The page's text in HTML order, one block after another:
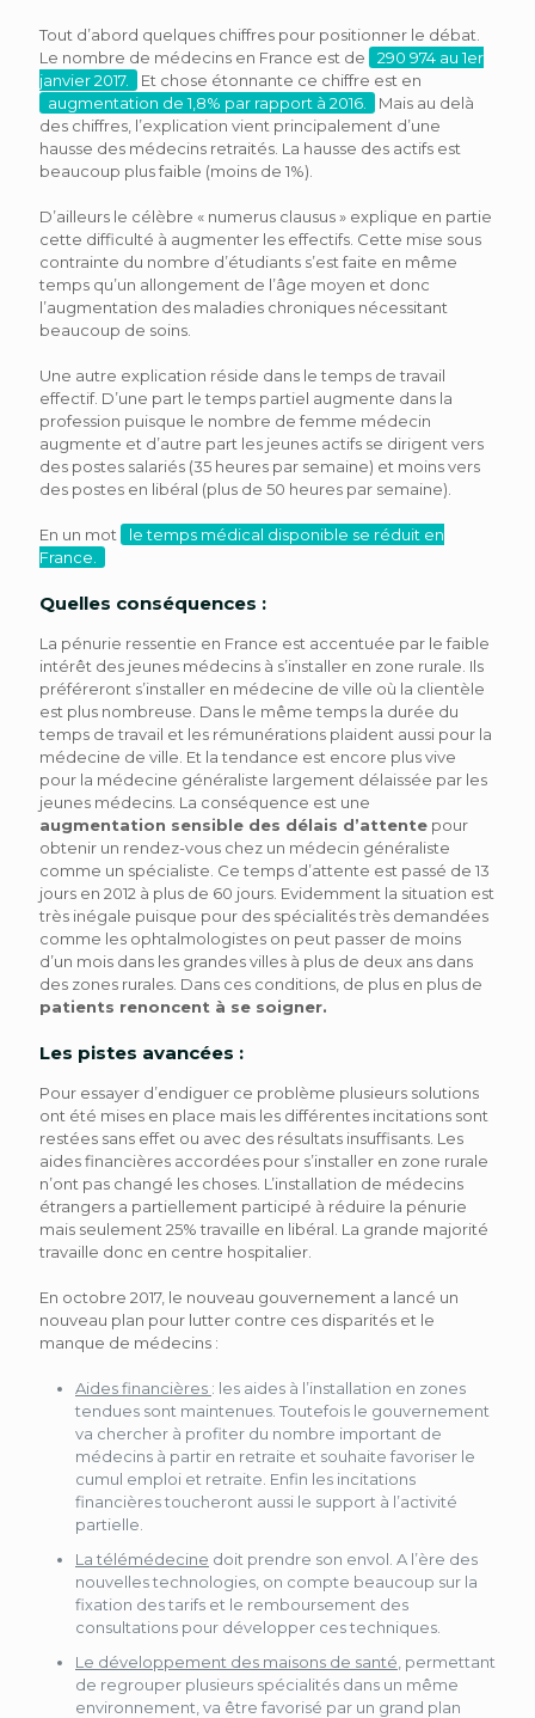
Tout d’abord quelques chiffres pour positionner le débat.
Le nombre de médecins en France est de
290 974 au 1er
janvier 2017.
Et chose étonnante ce chiffre est en
augmentation de 1,8% par rapport à 2016.
Mais au delà
des chiffres, l’explication vient principalement d’une
hausse des médecins retraités. La hausse des actifs est
beaucoup plus faible (moins de 1%).
D’ailleurs le célèbre « numerus clausus » explique en partie
cette difficulté à augmenter les effectifs. Cette mise sous
contrainte du nombre d’étudiants s’est faite en même
temps qu’un allongement de l’âge moyen et donc
l’augmentation des maladies chroniques nécessitant
beaucoup de soins.
Une autre explication réside dans le temps de travail
effectif. D’une part le temps partiel augmente dans la
profession puisque le nombre de femme médecin
augmente et d’autre part les jeunes actifs se dirigent vers
des postes salariés (35 heures par semaine) et moins vers
des postes en libéral (plus de 50 heures par semaine).
En un mot
le temps médical disponible se réduit en
France.
Quelles conséquences :
La pénurie ressentie en France est accentuée par le faible
intérêt des jeunes médecins à s’installer en zone rurale. Ils
préféreront s’installer en médecine de ville où la clientèle
est plus nombreuse. Dans le même temps la durée du
temps de travail et les rémunérations plaident aussi pour la
médecine de ville. Et la tendance est encore plus vive
pour la médecine généraliste largement délaissée par les
jeunes médecins. La conséquence est une
augmentation sensible des délais d’attente pour
obtenir un rendez-vous chez un médecin généraliste
comme un spécialiste. Ce temps d’attente est passé de 13
jours en 2012 à plus de 60 jours. Evidemment la situation est
très inégale puisque pour des spécialités très demandées
comme les ophtalmologistes on peut passer de moins
d’un mois dans les grandes villes à plus de deux ans dans
des zones rurales. Dans ces conditions, de plus en plus de
patients renoncent à se soigner.
Les pistes avancées :
Pour essayer d’endiguer ce problème plusieurs solutions
ont été mises en place mais les différentes incitations sont
restées sans effet ou avec des résultats insuffisants. Les
aides financières accordées pour s’installer en zone rurale
n’ont pas changé les choses. L’installation de médecins
étrangers a partiellement participé à réduire la pénurie
mais seulement 25% travaille en libéral. La grande majorité
travaille donc en centre hospitalier.
En octobre 2017, le nouveau gouvernement a lancé un
nouveau plan pour lutter contre ces disparités et le
manque de médecins :
Aides financières : les aides à l’installation en zones
tendues sont maintenues. Toutefois le gouvernement
va chercher à profiter du nombre important de
médecins à partir en retraite et souhaite favoriser le
cumul emploi et retraite. Enfin les incitations
financières toucheront aussi le support à l’activité
partielle.
La télémédecine doit prendre son envol. A l’ère des
nouvelles technologies, on compte beaucoup sur la
fixation des tarifs et le remboursement des
consultations pour développer ces techniques.
Le développement des maisons de santé , permettant
de regrouper plusieurs spécialités dans un même
environnement, va être favorisé par un grand plan